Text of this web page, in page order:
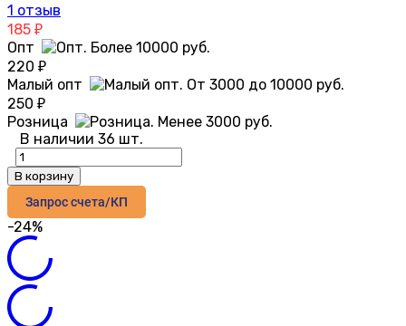
1 отзыв
185 ₽
Опт
220 ₽
Малый опт
250 ₽
Розница
В наличии 36 шт.
В корзину
Запрос счета/КП
-24%